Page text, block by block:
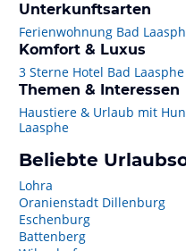
Unterkunftsarten
Ferienwohnung Bad
Komfort & Luxus
3 Sterne Hotel Bad Laasphe
Themen & Interessen
Haustiere & Urlaub mit
Laasphe
Beliebte
Lohra
Oranienstadt Dillenburg
Eschenburg
Battenberg